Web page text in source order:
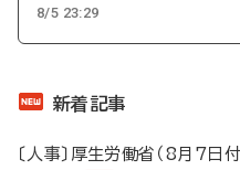
8/5 23:29
新着記事
〔人事〕厚生労働省（8月7